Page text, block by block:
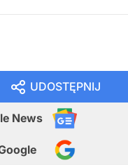
UDOSTĘPNIJ
News